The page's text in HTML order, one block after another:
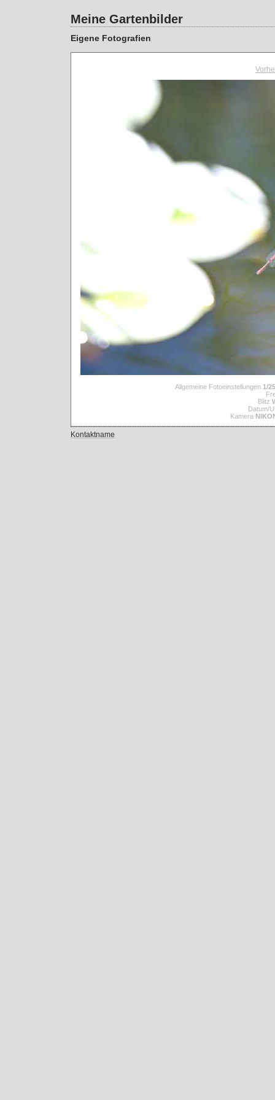
Meine Gartenbilder
Eigene Fotografien
Allgemeine Fotoeinstellungen 1/
Blitz
Datum/
Kamera
Kontaktname